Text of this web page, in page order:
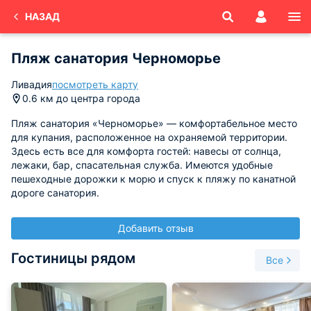
НАЗАД
Пляж санатория Черноморье
Ливадияпосмотреть карту
0.6 км до центра города
Пляж санатория «Черноморье» — комфортабельное место
для купания, расположенное на охраняемой территории.
Здесь есть все для комфорта гостей: навесы от солнца,
лежаки, бар, спасательная служба. Имеются удобные
пешеходные дорожки к морю и спуск к пляжу по канатной
дороге санатория.
Добавить отзыв
Гостиницы рядом Все